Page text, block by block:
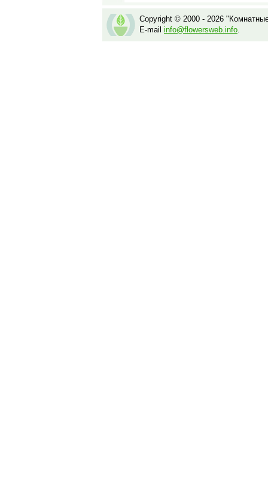
Copyright © 2000 - 2026
E-mail info@flowersweb.info.